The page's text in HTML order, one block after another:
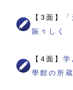
【3面】
賑々しく
【4面】
學館の所